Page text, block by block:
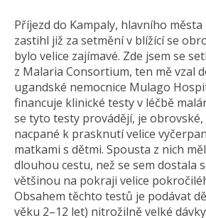
Příjezd do Kampaly, hlavního města
zastihl již za setmění v blížící se
bylo velice zajímavé. Zde jsem se
z Malaria Consortium, ten mě vzal
ugandské nemocnice Mulago
financuje klinické testy v léčbě
se tyto testy provádějí, je
nacpané k prasknutí velice
matkami s dětmi. Spousta z nich
dlouhou cestu, než se sem dostala
většinou na pokraji velice
Obsahem těchto testů je podávat
věku 2–12 let) nitrožilně velké